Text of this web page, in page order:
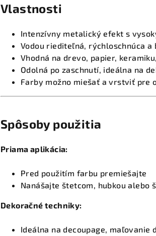
Vlastnosti
Intenzívny metalický efekt s
Vodou riediteľná, rýchloschnúca a
Vhodná na drevo, papier,
Odolná po zaschnutí, ideálna na
Farby možno miešať a vrstviť pre
Spôsoby použitia
Priama aplikácia:
Pred použitím farbu premiešajte
Nanášajte štetcom, hubkou alebo
Dekoračné techniky:
Ideálna na decoupage, maľovanie